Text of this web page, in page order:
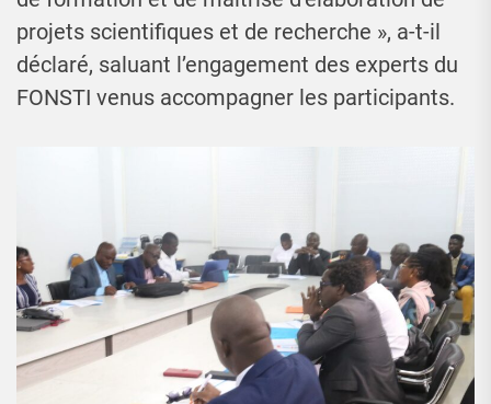
projets scientifiques et de recherche », a-t-il
déclaré, saluant l’engagement des experts du
FONSTI venus accompagner les participants.